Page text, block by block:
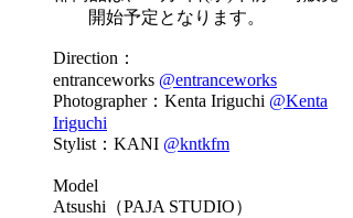
開始予定となります。
Direction：
entranceworks @entranceworks
Photographer：Kenta Iriguchi @Kenta
Iriguchi
Stylist：KANI @kntkfm
Model
Atsushi（PAJA STUDIO）